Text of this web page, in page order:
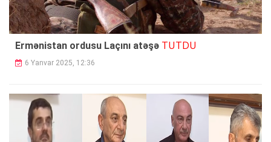
Ermənistan ordusu Laçını atəşə TUTDU
6 Yanvar 2025, 12:36